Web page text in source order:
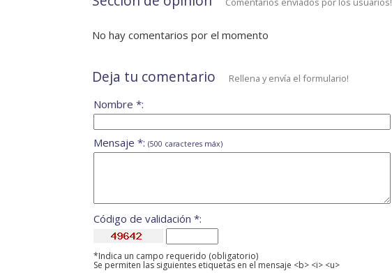
No hay comentarios por el momento
Deja tu comentario Rellena y envía el formulario!
Nombre *:
Mensaje *: (500 caracteres máx)
Código de validación *:
*Indica un campo requerido (obligatorio)
Se permiten las siguientes etiquetas en el mensaje <b> <i> <u>